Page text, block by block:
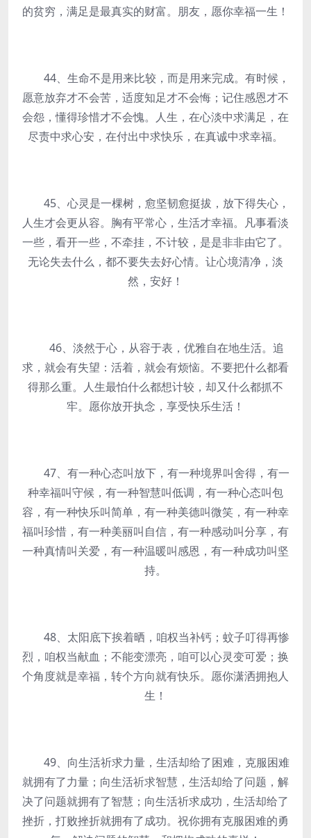
的贫穷，满足是最真实的财富。朋友，愿你幸福一生！
44、生命不是用来比较，而是用来完成。有时候，
愿意放弃才不会苦，适度知足才不会悔；记住感恩才不
会怨，懂得珍惜才不会愧。人生，在心淡中求满足，在
尽责中求心安，在付出中求快乐，在真诚中求幸福。
45、心灵是一棵树，愈坚韧愈挺拔，放下得失心，
人生才会更从容。胸有平常心，生活才幸福。凡事看淡
一些，看开一些，不牵挂，不计较，是是非非由它了。
无论失去什么，都不要失去好心情。让心境清净，淡
然，安好！
46、淡然于心，从容于表，优雅自在地生活。追
求，就会有失望：活着，就会有烦恼。不要把什么都看
得那么重。人生最怕什么都想计较，却又什么都抓不
牢。愿你放开执念，享受快乐生活！
47、有一种心态叫放下，有一种境界叫舍得，有一
种幸福叫守候，有一种智慧叫低调，有一种心态叫包
容，有一种快乐叫简单，有一种美德叫微笑，有一种幸
福叫珍惜，有一种美丽叫自信，有一种感动叫分享，有
一种真情叫关爱，有一种温暖叫感恩，有一种成功叫坚
持。
48、太阳底下挨着晒，咱权当补钙；蚊子叮得再惨
烈，咱权当献血；不能变漂亮，咱可以心灵变可爱；换
个角度就是幸福，转个方向就有快乐。愿你潇洒拥抱人
生！
49、向生活祈求力量，生活却给了困难，克服困难
就拥有了力量；向生活祈求智慧，生活却给了问题，解
决了问题就拥有了智慧；向生活祈求成功，生活却给了
挫折，打败挫折就拥有了成功。祝你拥有克服困难的勇